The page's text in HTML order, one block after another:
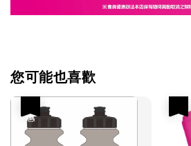
您可能也喜歡